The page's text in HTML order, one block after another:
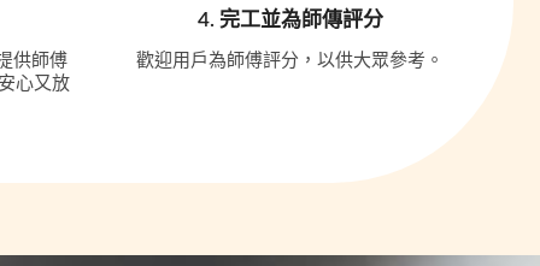
供師傅
心又放
4. 完工並為師傳評分
歡迎用戶為師傅評分，以供大眾參考。